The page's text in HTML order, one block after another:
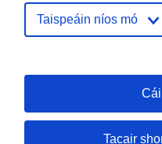
Taifead Catalóige:
Taispeáin níos mó
Tacair